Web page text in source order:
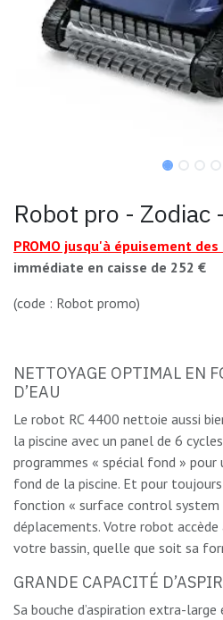
Robot pro - Zodiac
PROMO jusqu'à épuisement
immédiate en caisse de 252 €
(code : Robot promo)
NETTOYAGE OPTIMAL EN
D’EAU
Le robot RC 4400 nettoie aussi
la piscine avec un panel de 6
programmes « spécial fond »
fond de la piscine. Et pour
fonction « surface control system
déplacements. Votre robot
votre bassin, quelle que soit sa
GRANDE CAPACITÉ
Sa bouche d’aspiration extra-